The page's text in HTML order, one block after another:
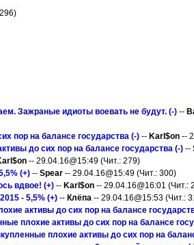
Зажраные идиоты воевать не будут. (-) --
пор на балансе государства (-) -- Karl$on --
до сих пор на балансе государства (-) --
-- 29.04.16@15:49 (Чит.: 279)
(+) -- Spear -- 29.04.16@15:49 (Чит.: 300)
вдвое! (+) -- Karl$on -- 29.04.16@16:01 (Чит.:
- 5,5% (+) -- Клёпа -- 29.04.16@15:53 (Чит.:
активы до сих пор на балансе
плохие активы до сих пор на балансе
плохие активы до сих пор на